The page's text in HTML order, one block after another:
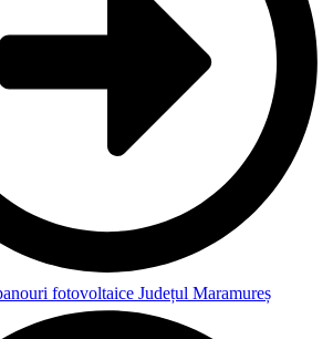
fotovoltaice Județul Maramureș